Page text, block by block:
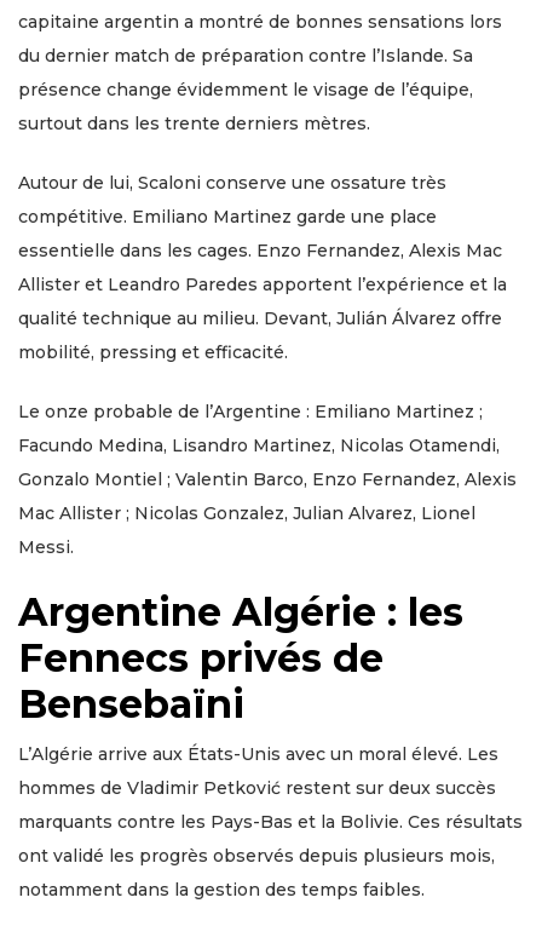
capitaine argentin a montré de bonnes sensations lors
du dernier match de préparation contre l’Islande. Sa
présence change évidemment le visage de l’équipe,
surtout dans les trente derniers mètres.
Autour de lui, Scaloni conserve une ossature très
compétitive. Emiliano Martinez garde une place
essentielle dans les cages. Enzo Fernandez, Alexis Mac
Allister et Leandro Paredes apportent l’expérience et la
qualité technique au milieu. Devant, Julián Álvarez offre
mobilité, pressing et efficacité.
Le onze probable de l’Argentine : Emiliano Martinez ;
Facundo Medina, Lisandro Martinez, Nicolas Otamendi,
Gonzalo Montiel ; Valentin Barco, Enzo Fernandez, Alexis
Mac Allister ; Nicolas Gonzalez, Julian Alvarez, Lionel
Messi.
Argentine Algérie : les
Fennecs privés de
Bensebaïni
L’Algérie arrive aux États-Unis avec un moral élevé. Les
hommes de Vladimir Petković restent sur deux succès
marquants contre les Pays-Bas et la Bolivie. Ces résultats
ont validé les progrès observés depuis plusieurs mois,
notamment dans la gestion des temps faibles.